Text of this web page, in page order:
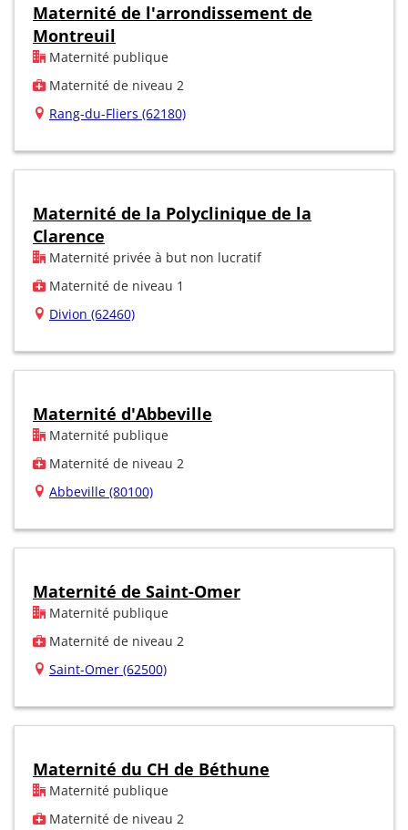
Maternité de l'arrondissement de
Montreuil
Maternité publique
Maternité de niveau 2
Rang-du-Fliers (62180)
Maternité de la Polyclinique de la
Clarence
Maternité privée à but non lucratif
Maternité de niveau 1
Divion (62460)
Maternité d'Abbeville
Maternité publique
Maternité de niveau 2
Abbeville (80100)
Maternité de Saint-Omer
Maternité publique
Maternité de niveau 2
Saint-Omer (62500)
Maternité du CH de Béthune
Maternité publique
Maternité de niveau 2